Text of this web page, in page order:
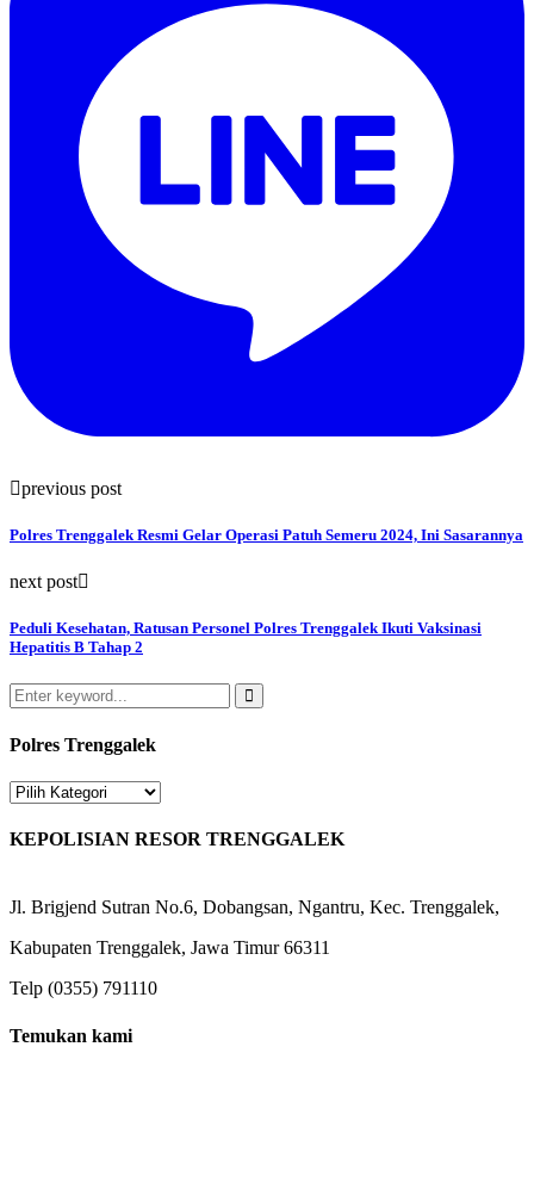
previous post
Polres Trenggalek Resmi Gelar Operasi Patuh Semeru 2024, Ini Sasarannya
next post
Peduli Kesehatan, Ratusan Personel Polres Trenggalek Ikuti Vaksinasi
Hepatitis B Tahap 2
Search
for:
Search
Polres Trenggalek
Polres
KEPOLISIAN RESOR TRENGGALEK
Jl. Brigjend Sutran No.6, Dobangsan, Ngantru, Kec. Trenggalek,
Kabupaten Trenggalek, Jawa Timur 66311
Telp (0355) 791110
Temukan kami